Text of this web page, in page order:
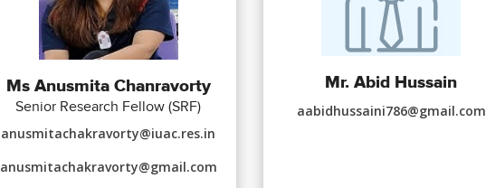
Ms Anusmita Chanravorty
Senior Research Fellow (SRF)
anusmitachakravorty@iuac.res.in
anusmitachakravorty@gmail.com
Mr. Abid Hussain
aabidhussaini786@gmail.com